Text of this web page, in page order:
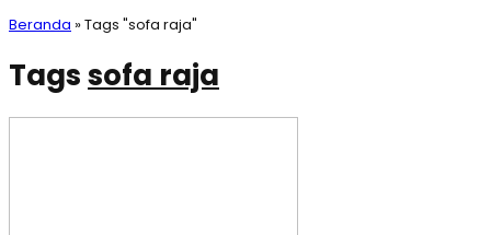
Beranda »Tags "sofa raja"
Tagssofa raja